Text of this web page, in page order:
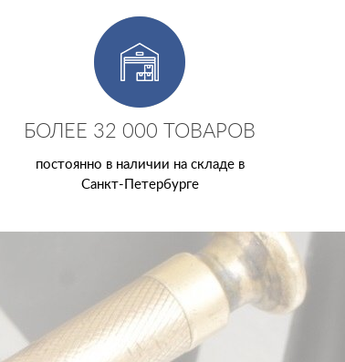
БОЛЕЕ 32 000 ТОВАРОВ
постоянно в наличии на складе в
Санкт-Петербурге